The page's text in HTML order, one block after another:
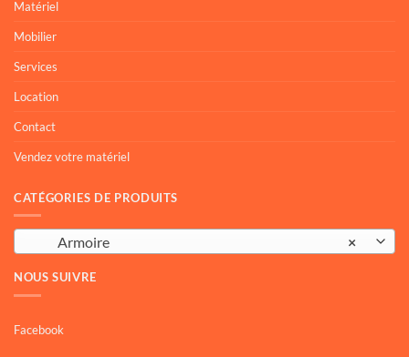
Matériel
Mobilier
Services
Location
Contact
Vendez votre matériel
CATÉGORIES DE PRODUITS
×
Armoire
NOUS SUIVRE
Facebook